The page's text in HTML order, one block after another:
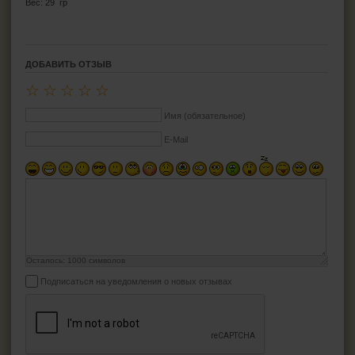
Вес: 29 гр
ДОБАВИТЬ ОТЗЫВ
☆
☆
☆
☆
☆
Имя (обязательное)
E-Mail
Осталось: 1000 символов
Подписаться на уведомления о новых отзывах